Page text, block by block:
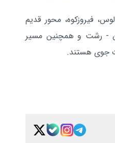
فیروزکوه، محور قدیم
- رشت و همچنین مسیر
جوی هستند.